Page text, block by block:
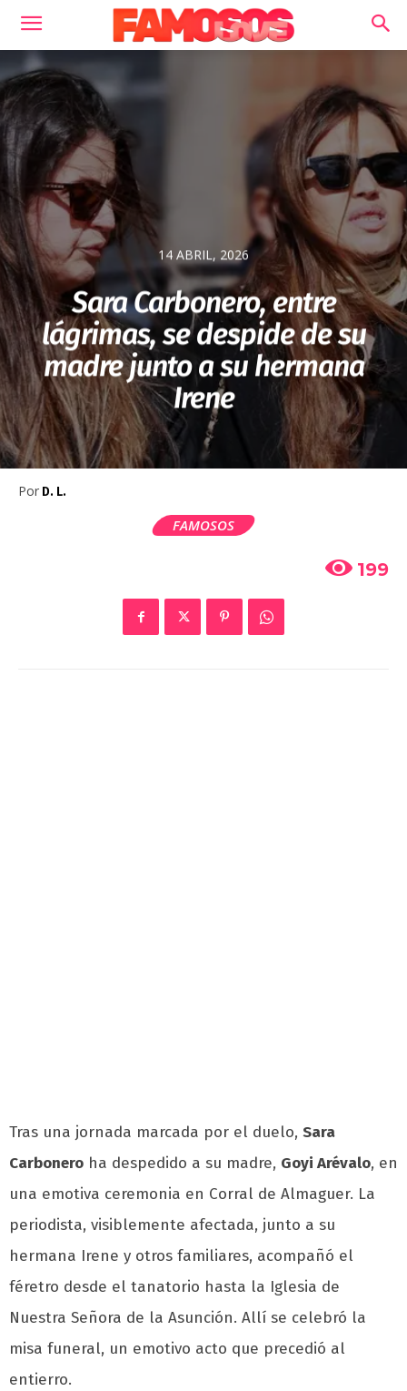
14 ABRIL, 2026
Sara Carbonero, entre
lágrimas, se despide de su
madre junto a su hermana
Irene
Por D. L.
FAMOSOS
199
Tras una jornada marcada por el duelo, Sara
Carbonero ha despedido a su madre, Goyi Arévalo, en
una emotiva ceremonia en Corral de Almaguer. La
periodista, visiblemente afectada, junto a su
hermana Irene y otros familiares, acompañó el
féretro desde el tanatorio hasta la Iglesia de
Nuestra Señora de la Asunción. Allí se celebró la
misa funeral, un emotivo acto que precedió al
entierro.